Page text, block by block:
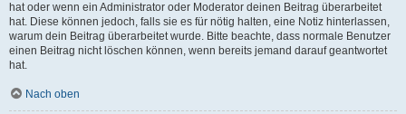
hat oder wenn ein Administrator oder Moderator deinen Beitrag überarbeitet
hat. Diese können jedoch, falls sie es für nötig halten, eine Notiz hinterlassen,
warum dein Beitrag überarbeitet wurde. Bitte beachte, dass normale Benutzer
einen Beitrag nicht löschen können, wenn bereits jemand darauf geantwortet
hat.
Nach oben